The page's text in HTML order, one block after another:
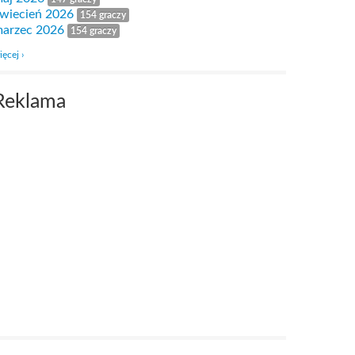
2026 154 graczy
2026 154 graczy
›